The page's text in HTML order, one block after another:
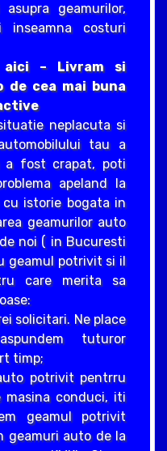
geamurilor,
costuri
aici – Livram si
de cea mai buna
neplacuta si
tau a
a fost crapat, poti
apeland la
cu istorie bogata in
geamurilor auto
noi ( in Bucuresti
geamul potrivit si il
care merita sa
solicitari. Ne place
tuturor
timp;
potrivit pentrru
conduci, iti
geamul potrivit
geamuri auto de la